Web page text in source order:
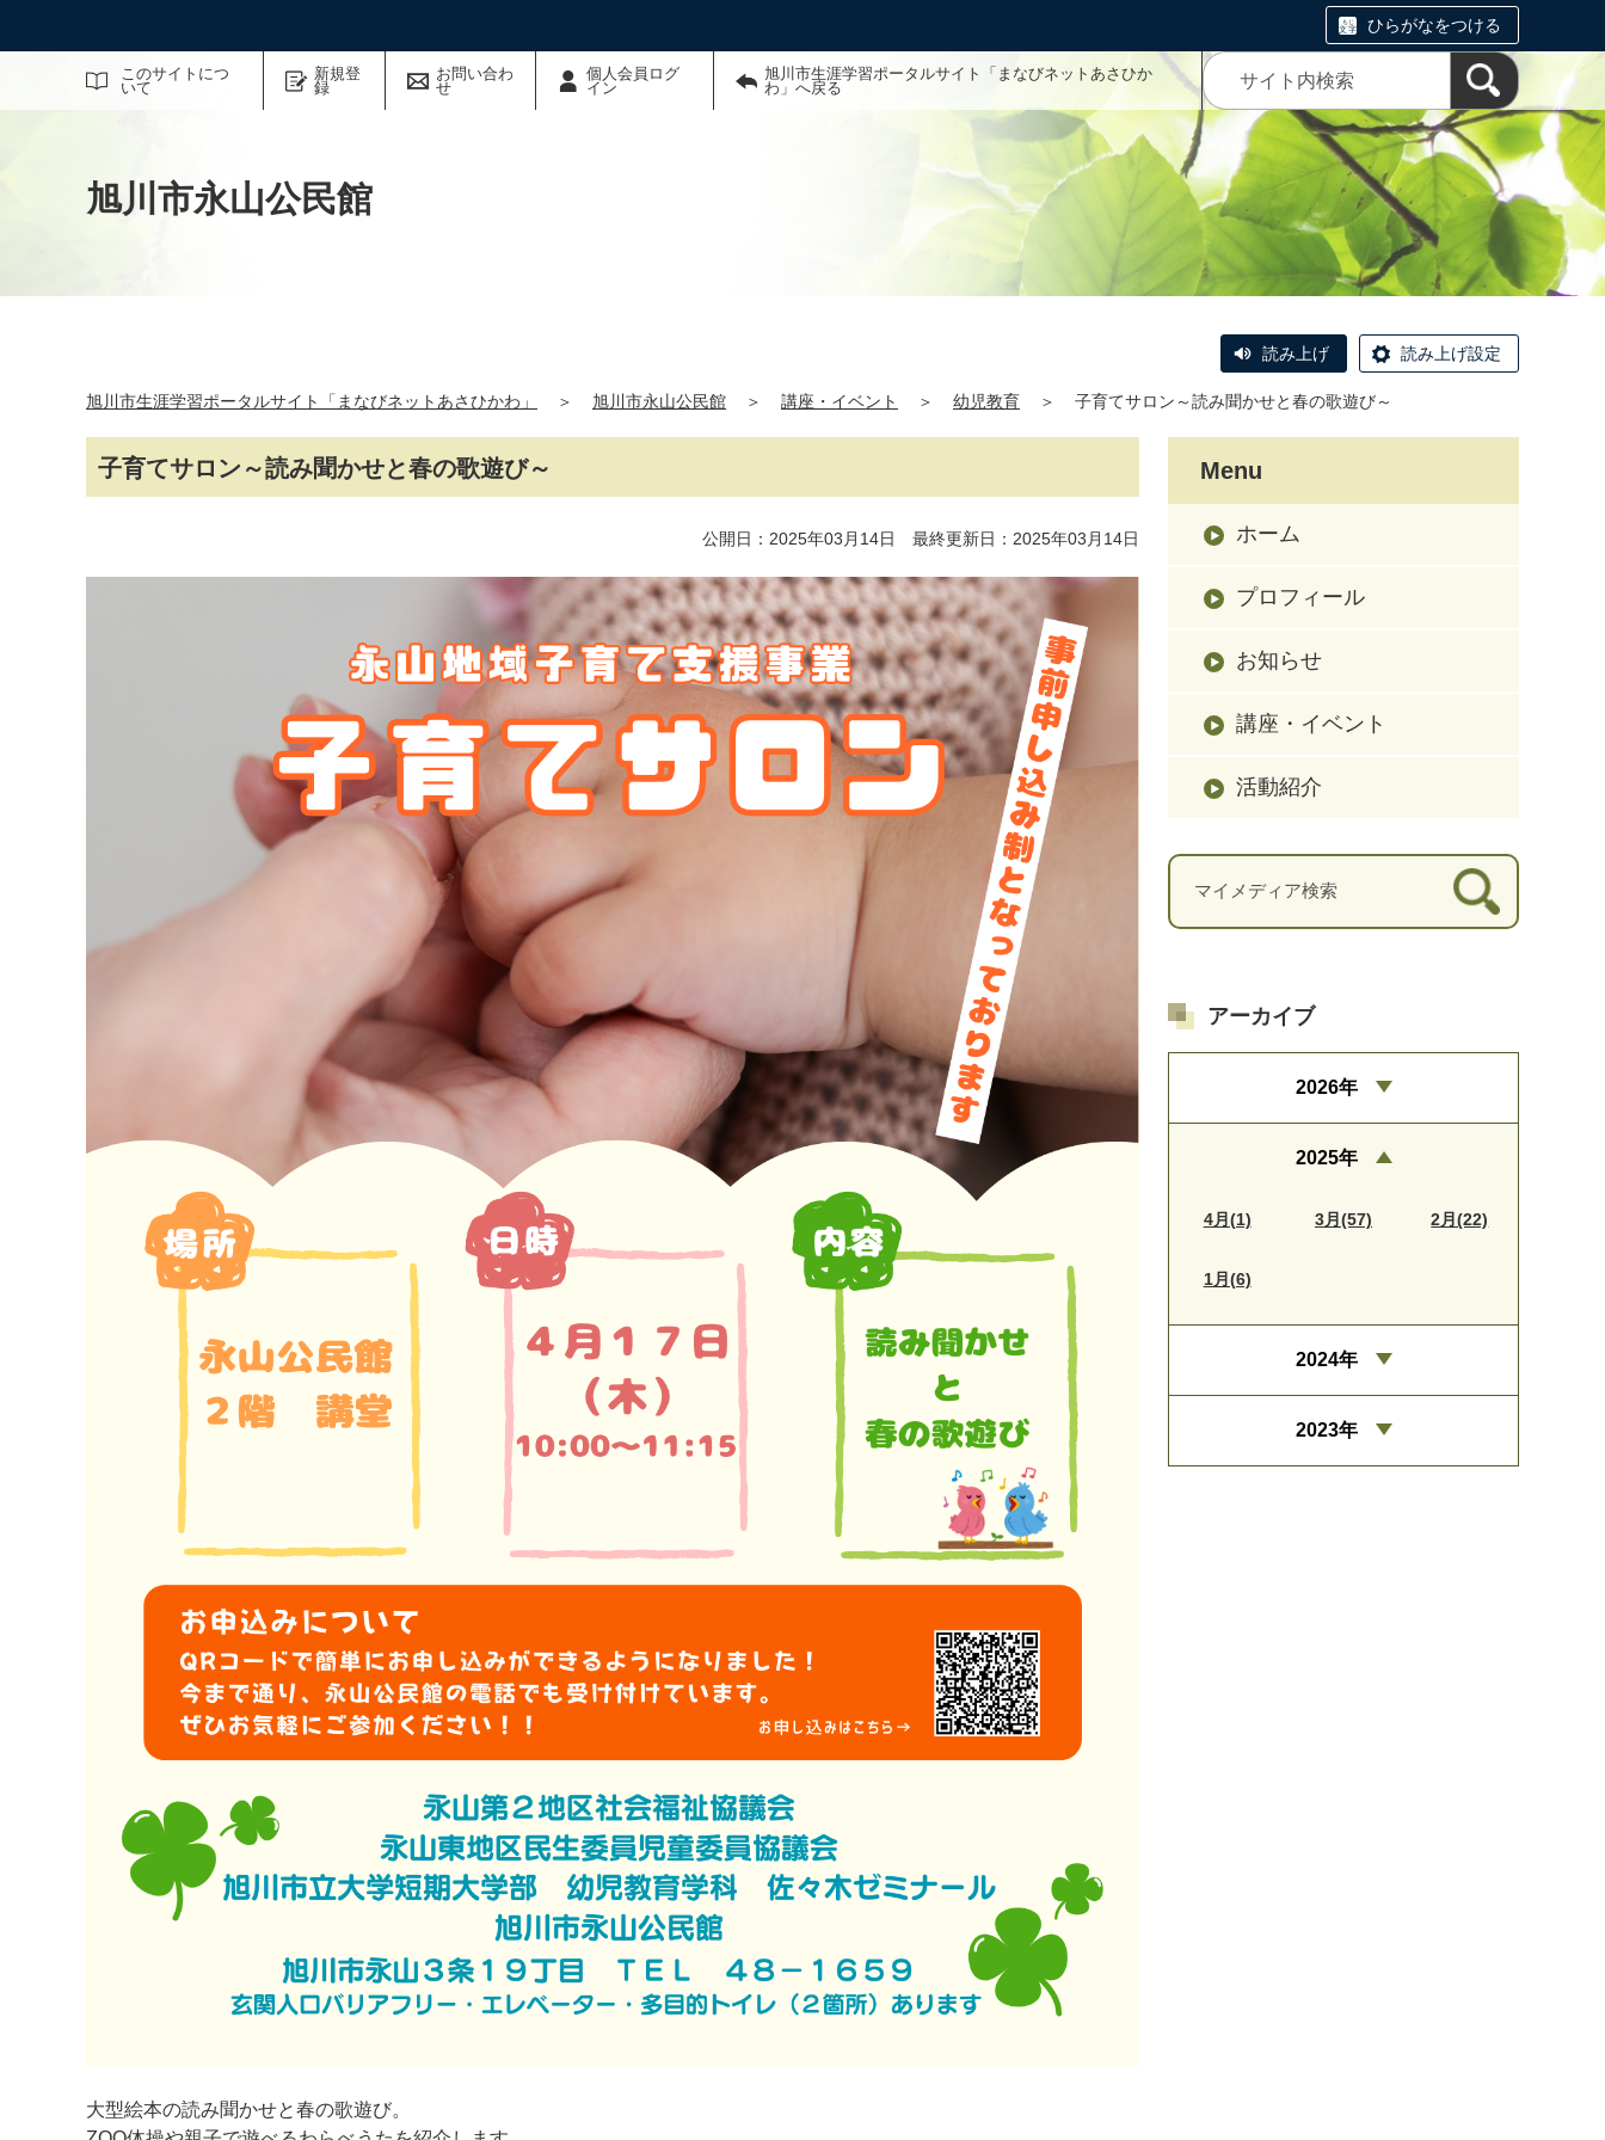
ひらがなをつける
このサイトにつ
いて
新規登
録
お問い合わ
せ
個人会員ログ
イン
旭川市生涯学習ポータルサイト「まなびネットあさひか
わ」へ戻る
サイト内検索
旭川市永山公民館
読み上げ 読み上げ設定
旭川市生涯学習ポータルサイト「まなびネットあさひかわ」 ＞ 旭川市永山公民館 ＞ 講座・イベント ＞ 幼児教育 ＞ 子育てサロン～読み聞かせと春の歌遊び～
子育てサロン～読み聞かせと春の歌遊び～
公開日：2025年03月14日 最終更新日：2025年03月14日
大型絵本の読み聞かせと春の歌遊び。
Menu
ホーム
プロフィール
お知らせ
講座・イベント
活動紹介
アーカイブ
2026年
2025年
4月(1) 3月(57) 2月(22)
1月(6)
2024年
2023年